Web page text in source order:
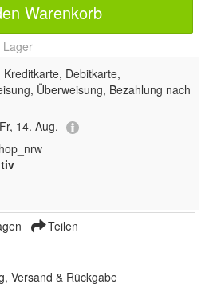
Warenkorb
Lager
Kreditkarte, Debitkarte,
Überweisung, Bezahlung nach
14. Aug.
Teilen
Versand & Rückgabe